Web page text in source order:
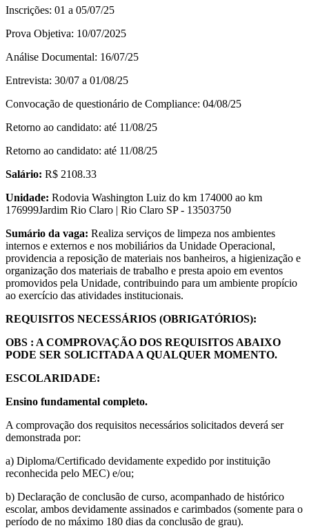
Inscrições: 01 a 05/07/25
Prova Objetiva: 10/07/2025
Análise Documental: 16/07/25
Entrevista: 30/07 a 01/08/25
Convocação de questionário de Compliance: 04/08/25
Retorno ao candidato: até 11/08/25
Retorno ao candidato: até 11/08/25
Salário: R$ 2108.33
Unidade: Rodovia Washington Luiz do km 174000 ao km
176999Jardim Rio Claro | Rio Claro SP - 13503750
Sumário da vaga: Realiza serviços de limpeza nos ambientes
internos e externos e nos mobiliários da Unidade Operacional,
providencia a reposição de materiais nos banheiros, a higienização e
organização dos materiais de trabalho e presta apoio em eventos
promovidos pela Unidade, contribuindo para um ambiente propício
ao exercício das atividades institucionais.
REQUISITOS NECESSÁRIOS (OBRIGATÓRIOS):
OBS : A COMPROVAÇÃO DOS REQUISITOS ABAIXO
PODE SER SOLICITADA A QUALQUER MOMENTO.
ESCOLARIDADE:
Ensino fundamental completo.
A comprovação dos requisitos necessários solicitados deverá ser
demonstrada por:
a) Diploma/Certificado devidamente expedido por instituição
reconhecida pelo MEC) e/ou;
b) Declaração de conclusão de curso, acompanhado de histórico
escolar, ambos devidamente assinados e carimbados (somente para o
período de no máximo 180 dias da conclusão de grau).